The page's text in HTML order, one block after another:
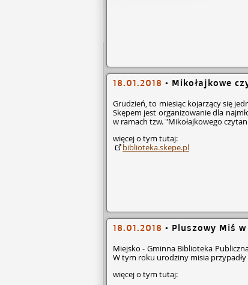
18.01.2018 • Mikołajkowe
Grudzień, to miesiąc kojarzący się
Skępem jest organizowanie dla
w ramach tzw. "Mikołajkowego
więcej o tym tutaj:
biblioteka.skepe.pl
18.01.2018 • Pluszowy Miś
Miejsko - Gminna Biblioteka
W tym roku urodziny misia
więcej o tym tutaj: